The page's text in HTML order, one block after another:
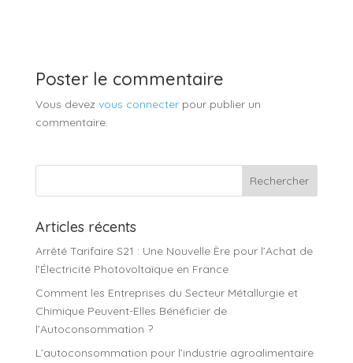
Poster le commentaire
Vous devez vous connecterpour publier un
commentaire.
Articles récents
Arrêté Tarifaire S21 : Une Nouvelle Ère pour l’Achat de
l’Électricité Photovoltaïque en France
Comment les Entreprises du Secteur Métallurgie et
Chimique Peuvent-Elles Bénéficier de
l’Autoconsommation ?
L’autoconsommation pour l’industrie agroalimentaire